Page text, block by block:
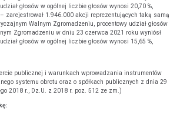
głosów w ogólnej liczbie głosów wynosi 20,70 %,
zarejestrował 1.946.000 akcji reprezentujących taką samą
Walnym Zgromadzeniu, procentowy udział głosów
Zgromadzeniu w dniu 23 czerwca 2021 roku wyniósł
głosów w ogólnej liczbie głosów wynosi 15,65 %,
publicznej i warunkach wprowadzania instrumentów
systemu obrotu oraz o spółkach publicznych z dnia 29
2018 r., Dz.U. z 2018 r. poz. 512 ze zm.)